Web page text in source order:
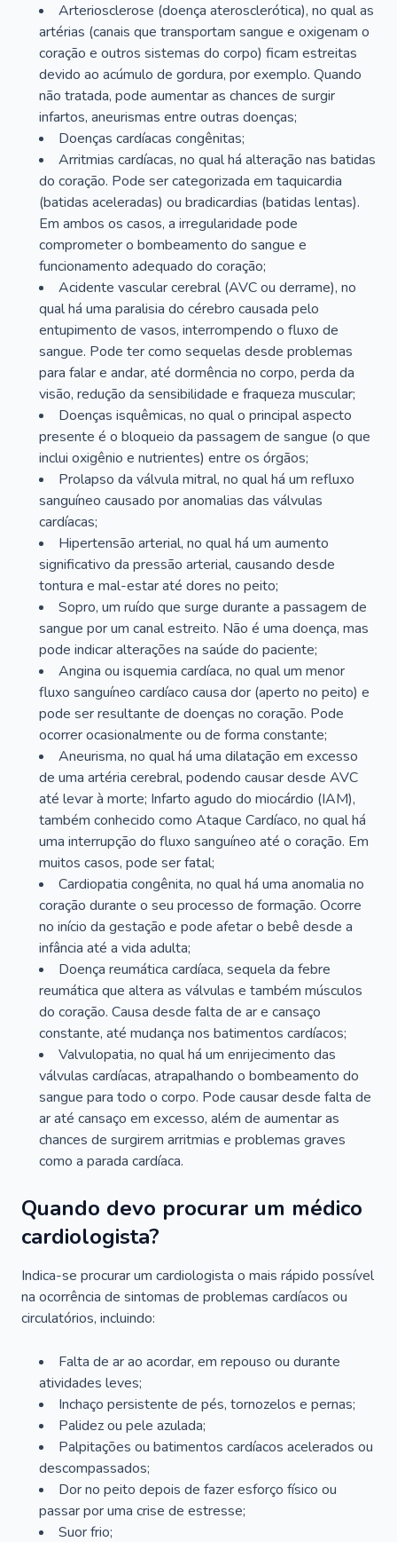
Arteriosclerose (doença aterosclerótica), no qual as
artérias (canais que transportam sangue e oxigenam o
coração e outros sistemas do corpo) ficam estreitas
devido ao acúmulo de gordura, por exemplo. Quando
não tratada, pode aumentar as chances de surgir
infartos, aneurismas entre outras doenças;
Doenças cardíacas congênitas;
Arritmias cardíacas, no qual há alteração nas batidas
do coração. Pode ser categorizada em taquicardia
(batidas aceleradas) ou bradicardias (batidas lentas).
Em ambos os casos, a irregularidade pode
comprometer o bombeamento do sangue e
funcionamento adequado do coração;
Acidente vascular cerebral (AVC ou derrame), no
qual há uma paralisia do cérebro causada pelo
entupimento de vasos, interrompendo o fluxo de
sangue. Pode ter como sequelas desde problemas
para falar e andar, até dormência no corpo, perda da
visão, redução da sensibilidade e fraqueza muscular;
Doenças isquêmicas, no qual o principal aspecto
presente é o bloqueio da passagem de sangue (o que
inclui oxigênio e nutrientes) entre os órgãos;
Prolapso da válvula mitral, no qual há um refluxo
sanguíneo causado por anomalias das válvulas
cardíacas;
Hipertensão arterial, no qual há um aumento
significativo da pressão arterial, causando desde
tontura e mal-estar até dores no peito;
Sopro, um ruído que surge durante a passagem de
sangue por um canal estreito. Não é uma doença, mas
pode indicar alterações na saúde do paciente;
Angina ou isquemia cardíaca, no qual um menor
fluxo sanguíneo cardíaco causa dor (aperto no peito) e
pode ser resultante de doenças no coração. Pode
ocorrer ocasionalmente ou de forma constante;
Aneurisma, no qual há uma dilatação em excesso
de uma artéria cerebral, podendo causar desde AVC
até levar à morte; Infarto agudo do miocárdio (IAM),
também conhecido como Ataque Cardíaco, no qual há
uma interrupção do fluxo sanguíneo até o coração. Em
muitos casos, pode ser fatal;
Cardiopatia congênita, no qual há uma anomalia no
coração durante o seu processo de formação. Ocorre
no início da gestação e pode afetar o bebê desde a
infância até a vida adulta;
Doença reumática cardíaca, sequela da febre
reumática que altera as válvulas e também músculos
do coração. Causa desde falta de ar e cansaço
constante, até mudança nos batimentos cardíacos;
Valvulopatia, no qual há um enrijecimento das
válvulas cardíacas, atrapalhando o bombeamento do
sangue para todo o corpo. Pode causar desde falta de
ar até cansaço em excesso, além de aumentar as
chances de surgirem arritmias e problemas graves
como a parada cardíaca.
Quando devo procurar um médico
cardiologista?
Indica-se procurar um cardiologista o mais rápido possível
na ocorrência de sintomas de problemas cardíacos ou
circulatórios, incluindo:
Falta de ar ao acordar, em repouso ou durante
atividades leves;
Inchaço persistente de pés, tornozelos e pernas;
Palidez ou pele azulada;
Palpitações ou batimentos cardíacos acelerados ou
descompassados;
Dor no peito depois de fazer esforço físico ou
passar por uma crise de estresse;
Suor frio;